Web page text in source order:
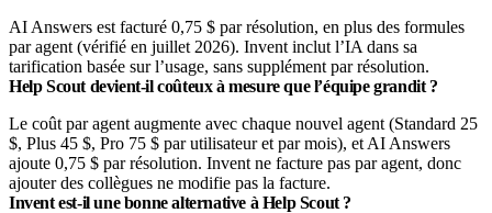
AI Answers est facturé 0,75 $ par résolution, en plus des formules
par agent (vérifié en juillet 2026). Invent inclut l’IA dans sa
tarification basée sur l’usage, sans supplément par résolution.
Help Scout devient-il coûteux à mesure que l’équipe grandit ?
Le coût par agent augmente avec chaque nouvel agent (Standard 25
$, Plus 45 $, Pro 75 $ par utilisateur et par mois), et AI Answers
ajoute 0,75 $ par résolution. Invent ne facture pas par agent, donc
ajouter des collègues ne modifie pas la facture.
Invent est-il une bonne alternative à Help Scout ?